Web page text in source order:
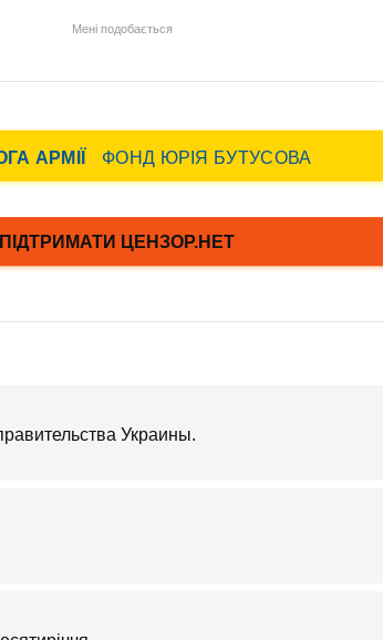
Мені подобається
Украины.